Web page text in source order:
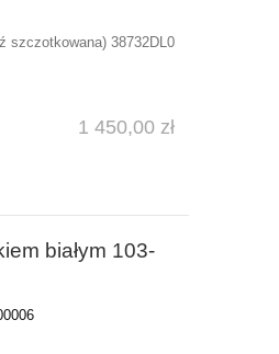
szczotkowana) 38732DL0
1 450,00 zł
białym 103-